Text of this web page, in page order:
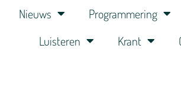
Nieuws Programmering
Luisteren
Krant